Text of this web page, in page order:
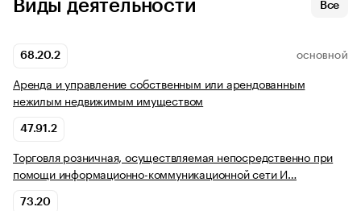
Виды деятельности Все
68.20.2 ОСНОВНОЙ
Аренда и управление собственным или арендованным
нежилым недвижимым имуществом
47.91.2
Торговля розничная, осуществляемая непосредственно при
помощи информационно-коммуникационной сети И…
73.20